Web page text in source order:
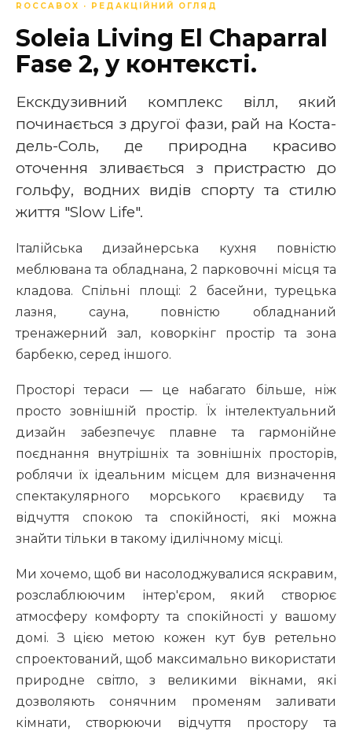
ROCCABOX · РЕДАКЦІЙНИЙ ОГЛЯД
Soleia Living El Chaparral
Fase 2, у контексті.
Екскдузивний комплекс вілл, який
починається з другої фази, рай на Коста-
дель-Соль, де природна красиво
оточення зливається з пристрастю до
гольфу, водних видів спорту та стилю
життя "Slow Life".
Італійська дизайнерська кухня повністю
меблювана та обладнана, 2 парковочні місця та
кладова. Спільні площі: 2 басейни, турецька
лазня, сауна, повністю обладнаний
тренажерний зал, коворкінг простір та зона
барбекю, серед іншого.
Просторі тераси — це набагато більше, ніж
просто зовнішній простір. Їх інтелектуальний
дизайн забезпечує плавне та гармонійне
поєднання внутрішніх та зовнішніх просторів,
роблячи їх ідеальним місцем для визначення
спектакулярного морського краєвиду та
відчуття спокою та спокійності, які можна
знайти тільки в такому ідилічному місці.
Ми хочемо, щоб ви насолоджувалися яскравим,
розслаблюючим інтер'єром, який створює
атмосферу комфорту та спокійності у вашому
домі. З цією метою кожен кут був ретельно
спроектований, щоб максимально використати
природне світло, з великими вікнами, які
дозволяють сонячним променям заливати
кімнати, створюючи відчуття простору та